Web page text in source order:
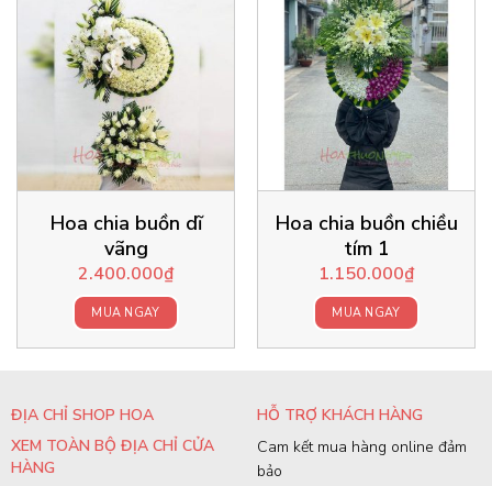
Hoa chia buồn dĩ
vãng
2.400.000₫
MUA NGAY
Hoa chia buồn chiều
tím 1
1.150.000₫
MUA NGAY
ĐỊA CHỈ SHOP HOA
XEM TOÀN BỘ ĐỊA CHỈ CỬA
HÀNG
HỖ TRỢ KHÁCH HÀNG
Cam kết mua hàng online đảm
bảo